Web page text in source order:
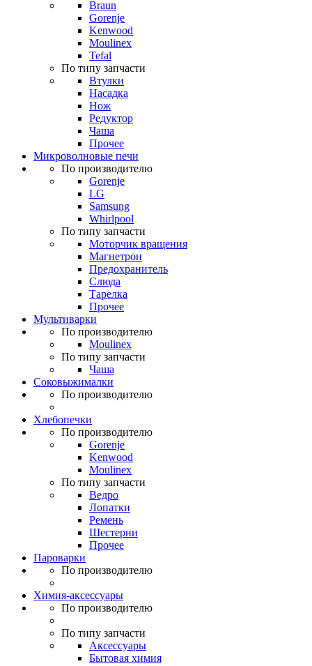
Braun
Gorenje
Kenwood
Moulinex
Tefal
По типу запчасти
Втулки
Насадка
Нож
Редуктор
Чаша
Прочее
Микроволновые печи
По производителю
Gorenje
LG
Samsung
Whirlpool
По типу запчасти
Моторчик вращения
Магнетрон
Предохранитель
Слюда
Тарелка
Прочее
Мультиварки
По производителю
Moulinex
По типу запчасти
Чаша
Соковыжималки
По производителю
Хлебопечки
По производителю
Gorenje
Kenwood
Moulinex
По типу запчасти
Ведро
Лопатки
Ремень
Шестерни
Прочее
Пароварки
По производителю
Химия-аксессуары
По производителю
По типу запчасти
Аксессуары
Бытовая химия